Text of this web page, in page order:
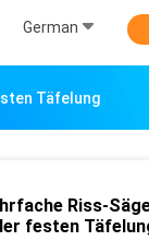
German
Täfelung
Riss-
festen